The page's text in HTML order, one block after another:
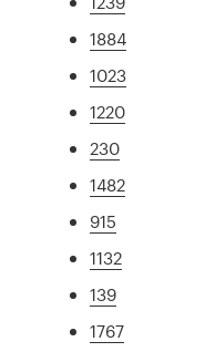
1884
1023
1220
230
1482
915
1132
139
1767